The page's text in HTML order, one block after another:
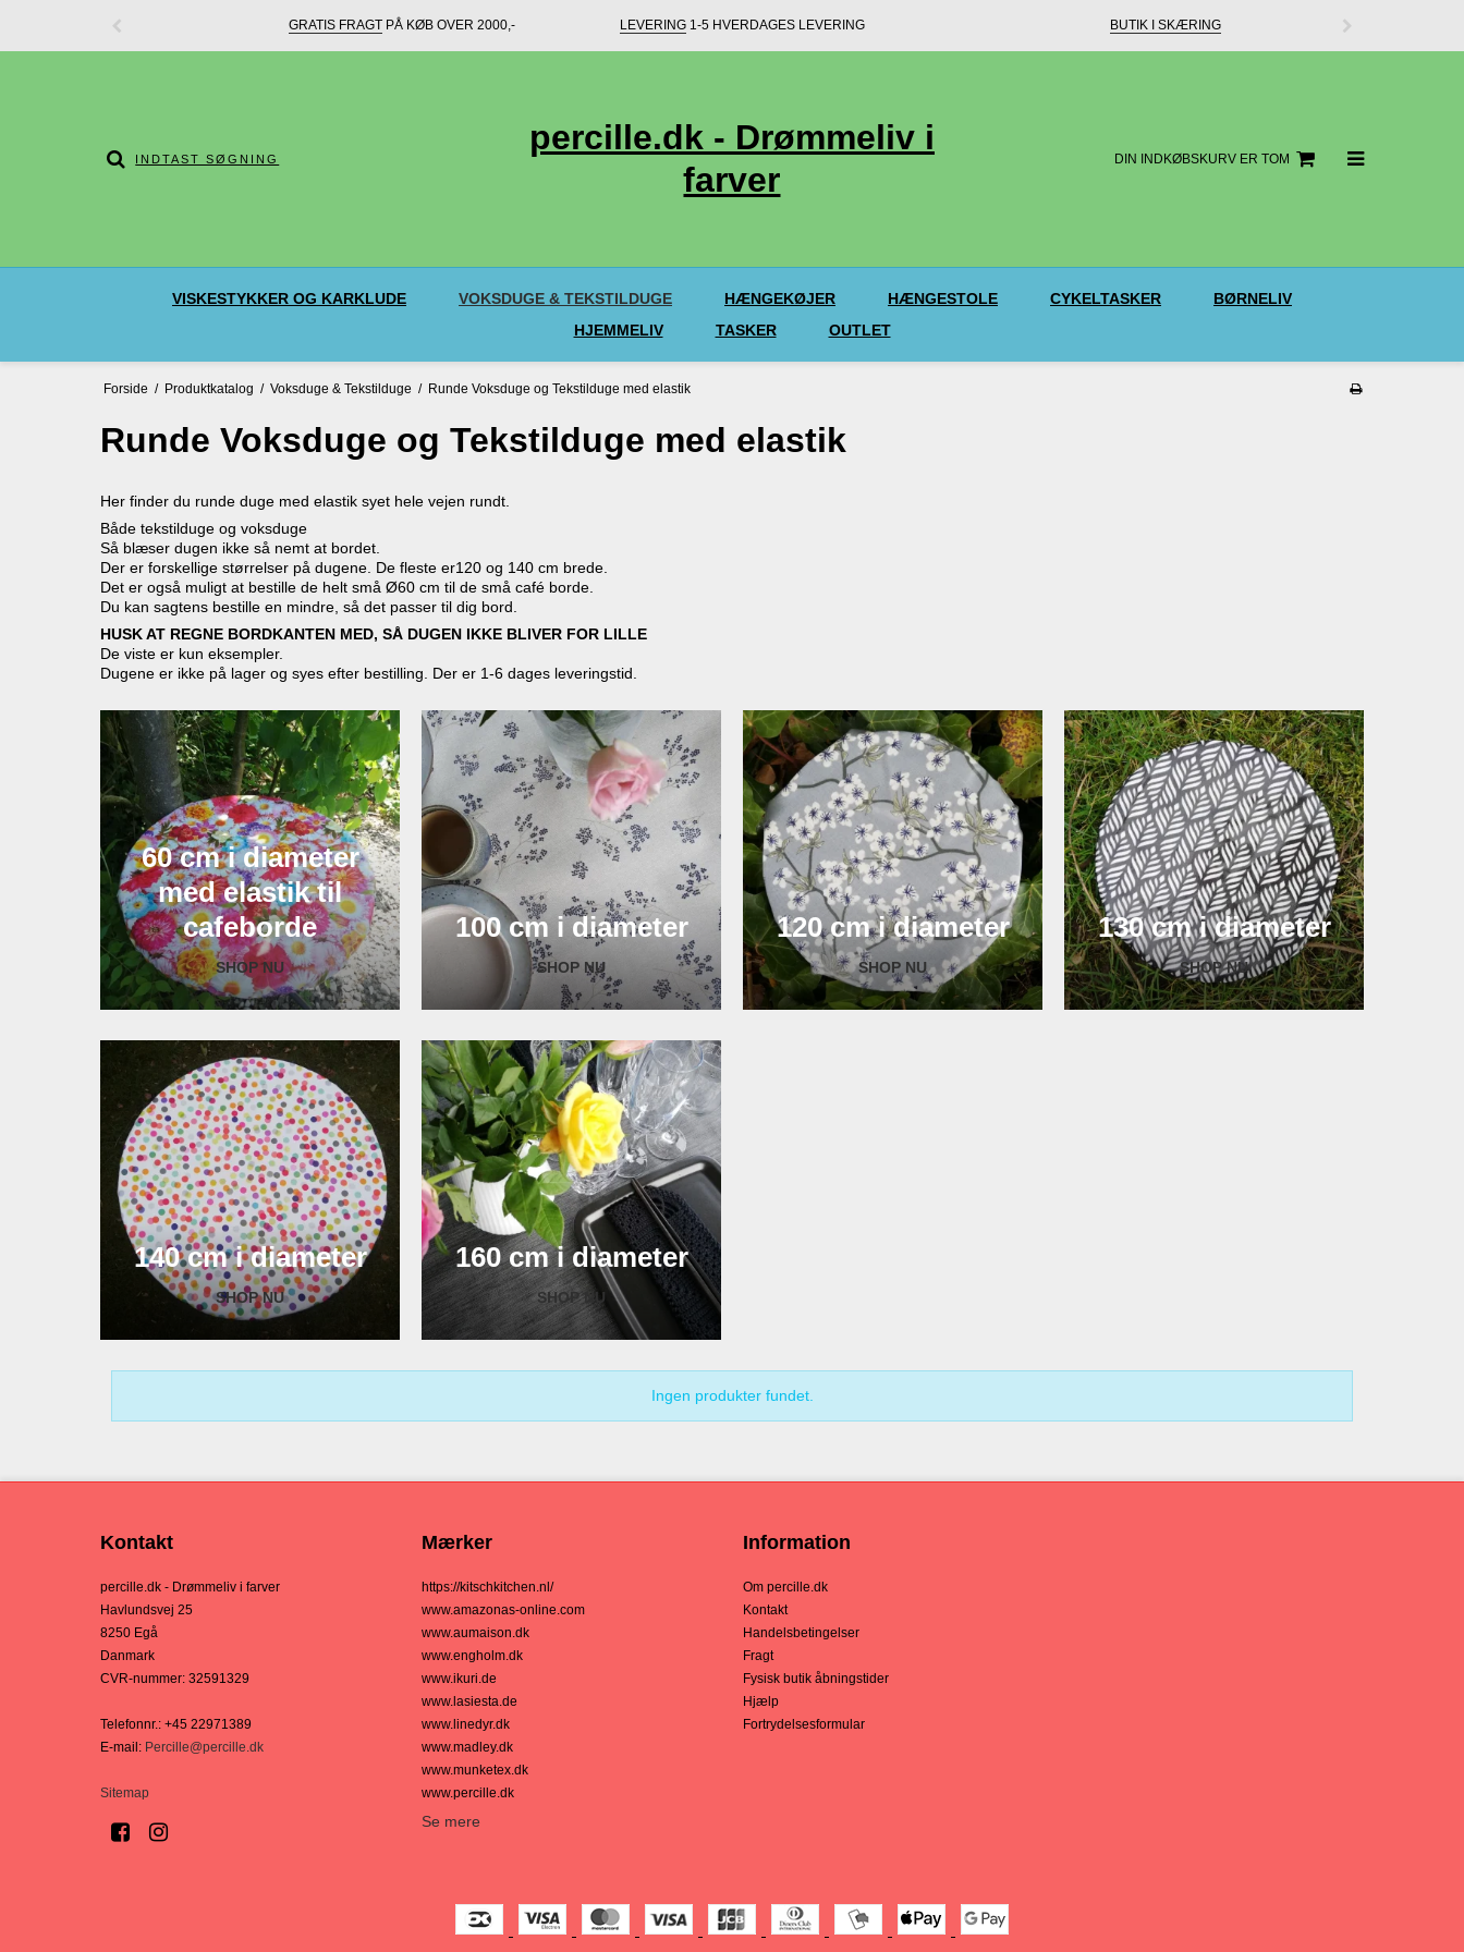
GRATIS FRAGTPÅ KØB OVER 2000,- LEVERING 1-5 HVERDAGES LEVERING BUTIK I SKÆRING
percille.dk - Drømmeliv i
farver
DIN INDKØBSKURV ER TOM
VISKESTYKKER OG KARKLUDE VOKSDUGE & TEKSTILDUGE HÆNGEKØJER HÆNGESTOLE CYKELTASKER
BØRNELIV
HJEMMELIV
TASKER OUTLET
Forside / Produktkatalog / Voksduge & Tekstilduge / Runde Voksduge og Tekstilduge med elastik
Runde Voksduge og Tekstilduge med elastik
Her finder du runde duge med elastik syet hele vejen rundt.
Både tekstilduge og voksduge
Så blæser dugen ikke så nemt at bordet.
Der er forskellige størrelser på dugene. De fleste er120 og 140 cm brede.
Det er også muligt at bestille de helt små Ø60 cm til de små café borde.
Du kan sagtens bestille en mindre, så det passer til dig bord.
HUSK AT REGNE BORDKANTEN MED, SÅ DUGEN IKKE BLIVER FOR LILLE
De viste er kun eksempler.
Dugene er ikke på lager og syes efter bestilling. Der er 1-6 dages leveringstid.
60 cm i diameter
med elastik til
cafeborde
SHOP NU
100 cm i diameter
SHOP NU
120 cm i diameter
SHOP NU
130 cm i diameter
SHOP NU
140 cm i diameter
SHOP NU
160 cm i diameter
SHOP NU
Ingen produkter fundet.
Kontakt
percille.dk - Drømmeliv i farver
Havlundsvej 25
8250 Egå
Danmark
CVR-nummer: 32591329
Telefonnr.: +45 22971389
E-mail : Percille@percille.dk
Sitemap
Mærker
https://kitschkitchen.nl/
www.amazonas-online.com
www.aumaison.dk
www.engholm.dk
www.ikuri.de
www.lasiesta.de
www.linedyr.dk
www.madley.dk
www.munketex.dk
www.percille.dk
Se mere
Information
Om percille.dk
Kontakt
Handelsbetingelser
Fragt
Fysisk butik åbningstider
Hjælp
Fortrydelsesformular